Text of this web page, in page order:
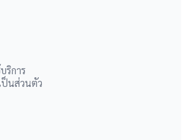
ริการ
ป็นส่วนตัว